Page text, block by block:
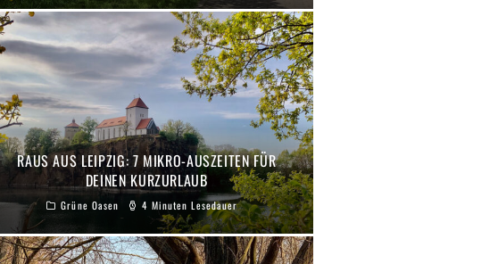
RAUS AUS LEIPZIG: 7 MIKRO-AUSZEITEN FÜR
DEINEN KURZURLAUB
Grüne Oasen 4 Minuten Lesedauer